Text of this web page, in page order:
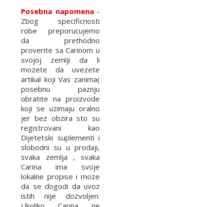
Posebna napomena-
Zbog specificnosti
robe preporucujemo
da prethodno
proverite sa Carinom u
svojoj zemlji da li
mozete da uvezete
artikal koji Vas zanima(
posebnu paznju
obratite na proizvode
koji se uzimaju oralno
jer bez obzira sto su
registrovani kao
Dijetetski suplementi i
slobodni su u prodaji,
svaka zemlja , svaka
Carina ima svoje
lokalne propise i moze
da se dogodi da uvoz
istih nije dozvoljen.